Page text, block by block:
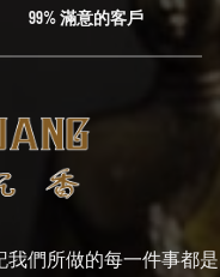
99% 滿意的客戶
記我們所做的每一件事都是